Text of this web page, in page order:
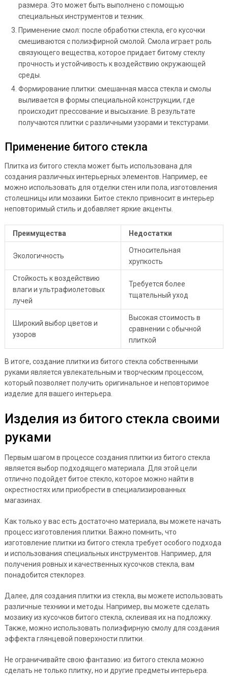
размера. Это может быть выполнено с помощью
специальных инструментов и техник.
Применение смол: после обработки стекла, его кусочки
смешиваются с полиэфирной смолой. Смола играет роль
связующего вещества, которое придает битому стеклу
прочность и устойчивость к воздействию окружающей
среды.
Формирование плитки: смешанная масса стекла и смолы
выливается в формы специальной конструкции, где
происходит прессование и высыхание. В результате
получаются плитки с различными узорами и текстурами.
Применение битого стекла
Плитка из битого стекла может быть использована для
создания различных интерьерных элементов. Например, ее
можно использовать для отделки стен или пола, изготовления
столешницы или мозаики. Битое стекло привносит в интерьер
неповторимый стиль и добавляет яркие акценты.
Преимущества Недостатки
Экологичность
Относительная
хрупкость
Стойкость к воздействию
влаги и ультрафиолетовых
лучей
Требуется более
тщательный уход
Широкий выбор цветов и
узоров
Высокая стоимость в
сравнении с обычной
плиткой
В итоге, создание плитки из битого стекла собственными
руками является увлекательным и творческим процессом,
который позволяет получить оригинальное и неповторимое
изделие для вашего интерьера.
Изделия из битого стекла своими
руками
Первым шагом в процессе создания плитки из битого стекла
является выбор подходящего материала. Для этой цели
отлично подойдет битое стекло, которое можно найти в
окрестностях или приобрести в специализированных
магазинах.
Как только у вас есть достаточно материала, вы можете начать
процесс изготовления плитки. Важно помнить, что
изготовление плитки из битого стекла требует особого подхода
и использования специальных инструментов. Например, для
получения ровных и качественных кусочков стекла, вам
понадобится стеклорез.
Далее, для создания плитки из стекла, вы можете использовать
различные техники и методы. Например, вы можете сделать
мозаику из кусочков битого стекла, склеивая их на подложку.
Также, можно использовать полиэфирную смолу для создания
эффекта глянцевой поверхности плитки.
Не ограничивайте свою фантазию: из битого стекла можно
сделать не только плитку, но и другие предметы интерьера.